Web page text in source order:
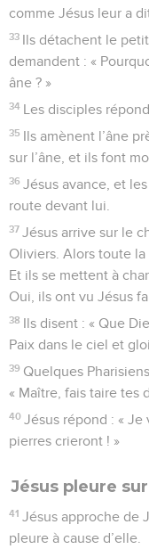
comme Jésus leur a
33 Ils détachent le
demandent : «
âne ? »
34 Les disciples
35 Ils amènent l’âne
sur l’âne, et ils font
36 Jésus avance, et
route devant lui.
37 Jésus arrive sur le
Oliviers. Alors toute
Et ils se mettent à
Oui, ils ont vu Jésus
38 Ils disent : « Que
Paix dans le ciel et
39 Quelques
« Maître, fais taire tes
40 Jésus répond : « Je
pierres crieront ! »
Jésus pleure
41 Jésus approche de
pleure à cause d’elle.